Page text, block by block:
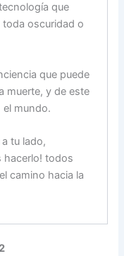
que
toda oscuridad o
que puede
muerte, y de este
el mundo.
tu lado,
hacerlo! todos
camino hacia la